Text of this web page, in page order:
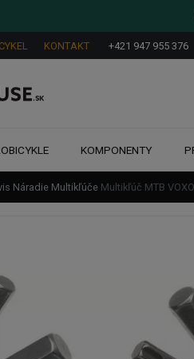
KONTAKT +421 947 955 376
KOMPONENTY
Náradie Multikľúče Multikľúč MTB